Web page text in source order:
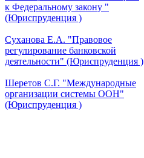
к Федеральному закону "
(Юриспруденция )
Суханова Е.А. "Правовое
регулирование банковской
деятельности" (Юриспруденция )
Шеретов С.Г. "Международные
организации системы ООН"
(Юриспруденция )